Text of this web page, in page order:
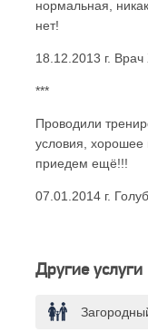
нормальная,
нет!
18.12.2013 г.
***
Проводили
условия, хорошее
приедем ещё!!!
07.01.2014 г.
Другие услуги